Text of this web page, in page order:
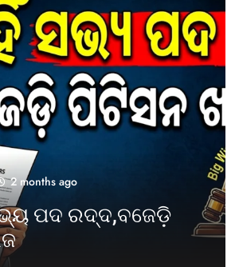
2 months ago
ପଶ୍ଚିମବଙ୍ଗ